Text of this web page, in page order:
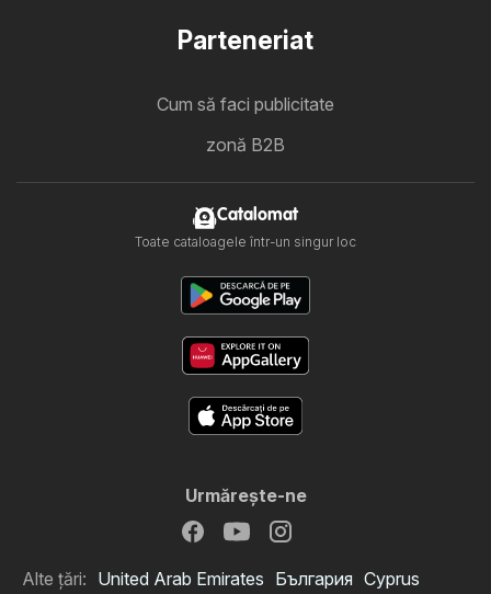
Parteneriat
Cum să faci publicitate
zonă B2B
Catalomat
Toate cataloagele într-un singur loc
Urmăreşte-ne
Alte țări: United Arab Emirates България Cyprus